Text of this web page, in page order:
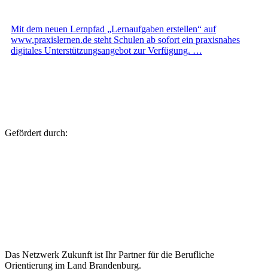
Mit dem neuen Lernpfad „Lernaufgaben erstellen“ auf
www.praxislernen.de steht Schulen ab sofort ein praxisnahes
digitales Unterstützungsangebot zur Verfügung. …
Gefördert durch:
Das Netzwerk Zukunft ist Ihr Partner für die Berufliche
Orientierung im Land Brandenburg.